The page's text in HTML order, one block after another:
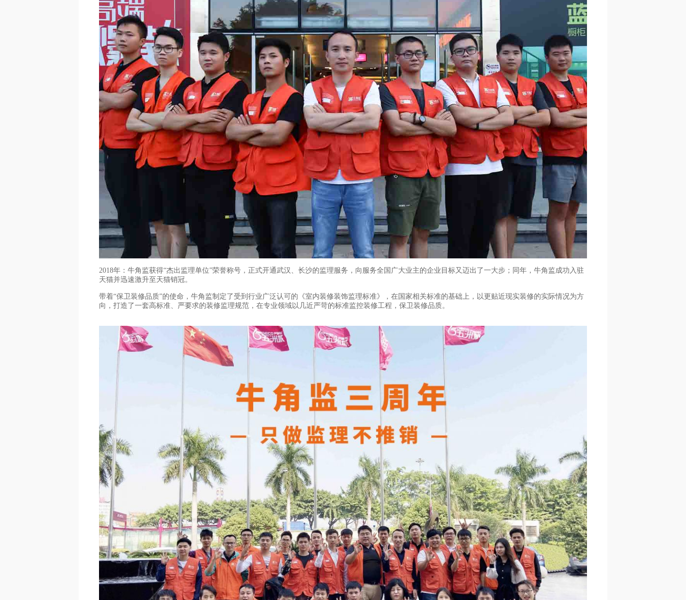
2018年：牛角监获得“杰出监理单位”荣誉称号，正式开通武汉、长沙的监理服务，向服务全国广大业主的企业目标又迈出了一大步；同年，牛角监成功入驻
天猫并迅速激升至天猫销冠。
带着“保卫装修品质”的使命，牛角监制定了受到行业广泛认可的《室内装修装饰监理标准》，在国家相关标准的基础上，以更贴近现实装修的实际情况为方
向，打造了一套高标准、严要求的装修监理规范，在专业领域以几近严苛的标准监控装修工程，保卫装修品质。